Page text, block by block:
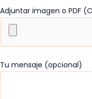
Adjuntar imagen o PDF
Tu mensaje (opcional)